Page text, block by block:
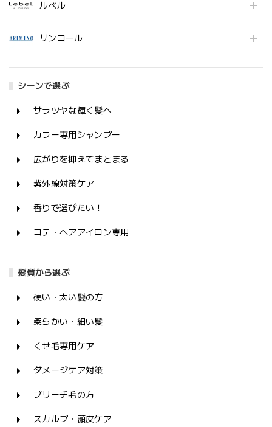
ルベル
サンコール
シーンで選ぶ
サラツヤな輝く髪へ
カラー専用シャンプー
広がりを抑えてまとまる
紫外線対策ケア
香りで選びたい！
コテ・ヘアアイロン専用
髪質から選ぶ
硬い・太い髪の方
柔らかい・細い髪
くせ毛専用ケア
ダメージケア対策
ブリーチ毛の方
スカルプ・頭皮ケア